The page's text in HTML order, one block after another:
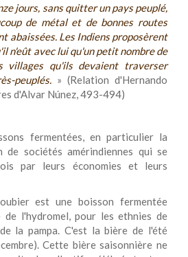
jours, sans quitter un pays peuplé,
de métal et de bonnes routes
abaissées. Les Indiens proposèrent
n'eût avec lui qu'un petit nombre de
villages qu'ils devaient traverser
peuplés. » (Relation d'Hernando
d'Alvar Núnez, 493-494)
fermentées, en particulier la
de sociétés amérindiennes qui se
par leurs économies et leurs
est une boisson fermentée
de l'hydromel, pour les ethnies de
la pampa. C'est la bière de l'été
Cette bière saisonnière ne